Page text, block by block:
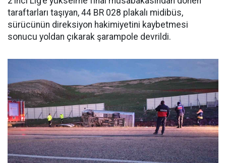
taraftarları taşıyan, 44 BR 028 plakalı midibüs,
sürücünün direksiyon hakimiyetini kaybetmesi
sonucu yoldan çıkarak şarampole devrildi.